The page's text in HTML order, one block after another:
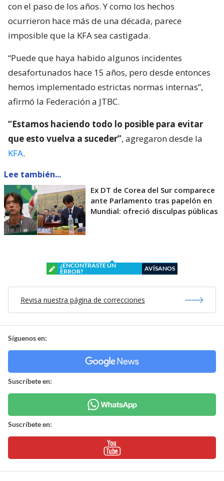
con el paso de los años. Y como los hechos
ocurrieron hace más de una década, parece
imposible que la KFA sea castigada.
“Puede que haya habido algunos incidentes
desafortunados hace 15 años, pero desde entonces
hemos implementado estrictas normas internas”,
afirmó la Federación a JTBC.
“Estamos haciendo todo lo posible para evitar
que esto vuelva a suceder”, agregaron desde la
KFA.
Lee también...
Ex DT de Corea del Sur comparece
ante Parlamento tras papelón en
Mundial: ofreció disculpas públicas
¿ENCONTRASTE UN
ERROR?
AVÍSANOS
Revisa nuestra página de correcciones
Síguenos en:
Suscríbete en:
Suscríbete en: